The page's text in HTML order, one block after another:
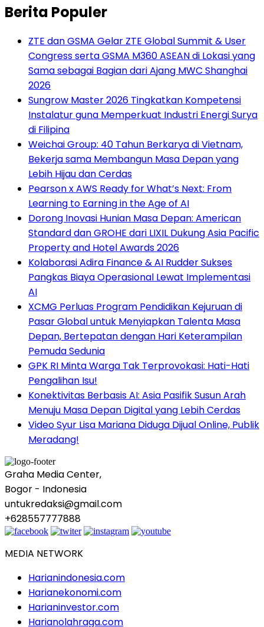
Berita Populer
ZTE dan GSMA Gelar ZTE Global Summit & User
Congress serta GSMA M360 ASEAN di Lokasi yang
Sama sebagai Bagian dari Ajang MWC Shanghai
2026
Sungrow Master 2026 Tingkatkan Kompetensi
Instalatur guna Memperkuat Industri Energi Surya
di Filipina
Weichai Group: 40 Tahun Berkarya di Vietnam,
Bekerja sama Membangun Masa Depan yang
Lebih Hijau dan Cerdas
Pearson x AWS Ready for What’s Next: From
Learning to Earning in the Age of AI
Dorong Inovasi Hunian Masa Depan: American
Standard dan GROHE dari LIXIL Dukung Asia Pacific
Property and Hotel Awards 2026
Kolaborasi Adira Finance & AI Rudder Sukses
Pangkas Biaya Operasional Lewat Implementasi
AI
XCMG Perluas Program Pendidikan Kejuruan di
Pasar Global untuk Menyiapkan Talenta Masa
Depan, Bertepatan dengan Hari Keterampilan
Pemuda Sedunia
GPK RI Minta Warga Tak Terprovokasi: Hati-Hati
Pengalihan Isu!
Konektivitas Berbasis AI: Asia Pasifik Susun Arah
Menuju Masa Depan Digital yang Lebih Cerdas
Video Syur Lisa Mariana Diduga Dijual Online, Publik
Meradang!
Graha Media Center,
Bogor - Indonesia
untukredaksi@gmail.com
+628557777888
MEDIA NETWORK
Harianindonesia.com
Harianekonomi.com
Harianinvestor.com
Harianolahraga.com